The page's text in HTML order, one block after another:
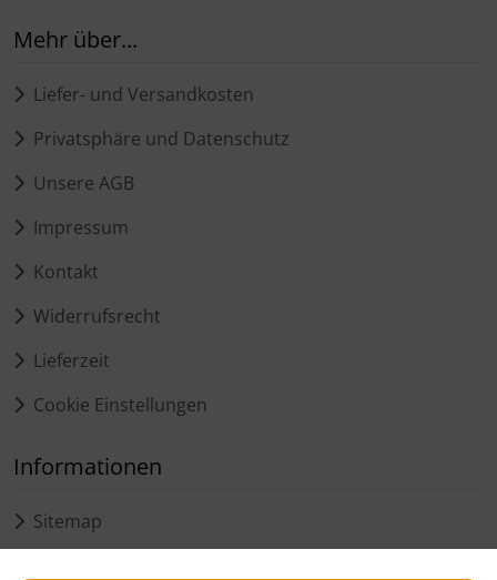
Mehr über...
Liefer- und Versandkosten
Privatsphäre und Datenschutz
Unsere AGB
Impressum
Kontakt
Widerrufsrecht
Lieferzeit
Cookie Einstellungen
Informationen
Sitemap